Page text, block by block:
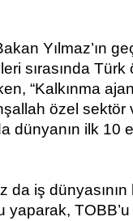
Yılmaz’ın
sırasında
“Kalkınma
özel
dünyanın ilk 10
da iş
yaparak,